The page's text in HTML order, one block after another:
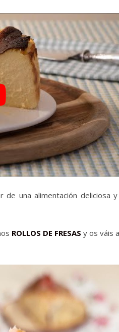
una alimentación deliciosa
ROLLOS DE FRESAS y os váis a